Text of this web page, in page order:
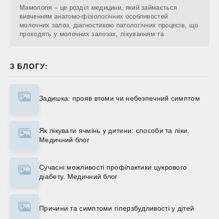
Мамологія – це розділ медицини, який займається
вивченням анатомо-фізіологічних особливостей
молочних залоз, діагностикою патологічних процесів, що
проходять у молочних залозах, лікуванням та
З БЛОГУ:
Задишка: прояв втоми чи небезпечний симптом
Як лікувати ячмінь у дитини: способи та ліки.
Медичний блог
Сучасні можливості профілактики цукрового
діабету. Медичний блог
Причини та симптоми гіперзбудливості у дітей